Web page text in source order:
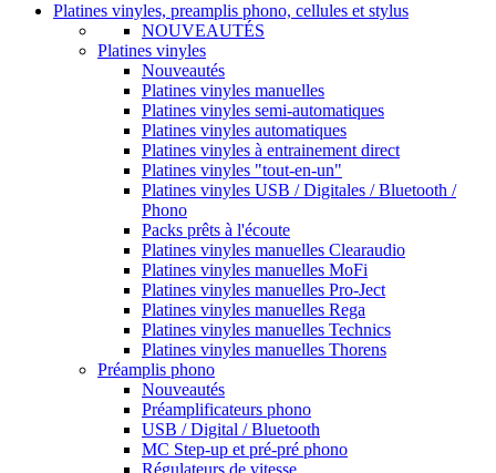
Platines vinyles, preamplis phono, cellules et stylus
NOUVEAUTÉS
Platines vinyles
Nouveautés
Platines vinyles manuelles
Platines vinyles semi-automatiques
Platines vinyles automatiques
Platines vinyles à entrainement direct
Platines vinyles "tout-en-un"
Platines vinyles USB / Digitales / Bluetooth /
Phono
Packs prêts à l'écoute
Platines vinyles manuelles Clearaudio
Platines vinyles manuelles MoFi
Platines vinyles manuelles Pro-Ject
Platines vinyles manuelles Rega
Platines vinyles manuelles Technics
Platines vinyles manuelles Thorens
Préamplis phono
Nouveautés
Préamplificateurs phono
USB / Digital / Bluetooth
MC Step-up et pré-pré phono
Régulateurs de vitesse